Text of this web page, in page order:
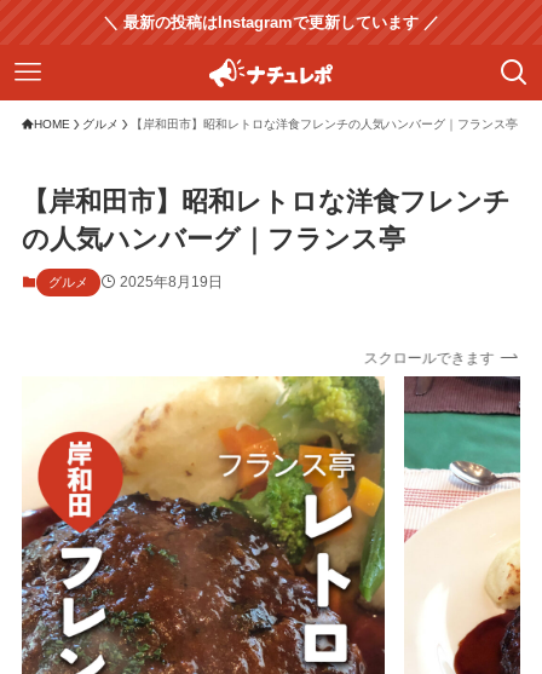
＼ 最新の投稿はInstagramで更新しています ／
HOME グルメ 【岸和田市】昭和レトロな洋食フレンチの人気ハンバーグ｜フランス亭
【岸和田市】昭和レトロな洋食フレンチ
の人気ハンバーグ｜フランス亭
グルメ 2025年8月19日
スクロールできます